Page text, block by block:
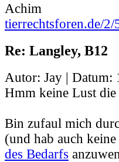
Achim
tierrechtsforen.de/2/
Re: Langley, B12
Autor: Jay | Datum:
Hmm keine Lust die
Bin zufaul mich
(und hab auch
des Bedarfs